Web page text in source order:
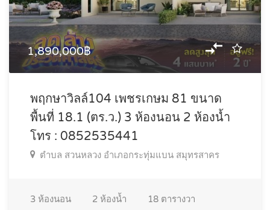
1,890,000฿
พฤกษาวิลล์104 เพชรเกษม 81 ขนาด
พื้นที่ 18.1 (ตร.ว.) 3 ห้องนอน 2 ห้องน้ำ
โทร : 0852535441
ตำบล สวนหลวง อำเภอกระทุ่มแบน สมุทรสาคร
3 ห้องนอน 2 ห้องน้ำ 18 ตารางวา